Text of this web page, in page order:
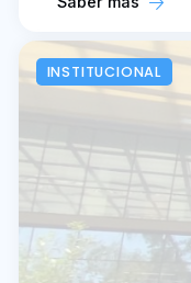
INSTITUCIONAL